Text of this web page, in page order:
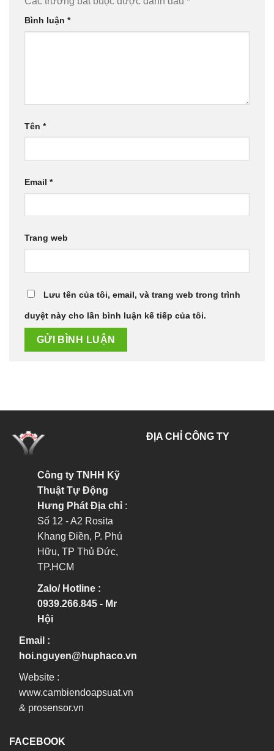
Bình luận *
Tên *
Email *
Trang web
Lưu tên của tôi, email, và trang web trong trình
duyệt này cho lần bình luận kế tiếp của tôi.
Công ty TNHH Kỹ
Thuật Tự Động
Hưng Phát Địa chỉ :
Số 12 - A2 Rosita
Khang Điền, P. Phú
Hữu, TP Thủ Đức,
TP.HCM
Zalo/ Hotline :
0939.266.845 - Mr
Hội
Email :
hoi.nguyen@huphaco.vn
Website :
www.cambiendoapsuat.vn
& prosensor.vn
ĐỊA CHỈ CÔNG TY
FACEBOOK